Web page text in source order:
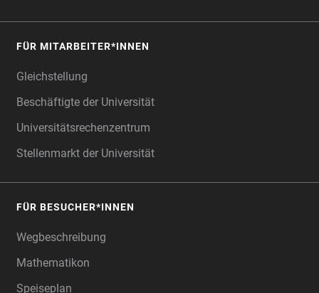
FÜR MITARBEITER*INNEN
Gleichstellung
Beschäftigte der Universität
Universitätsrechenzentrum
Stellenmarkt der Universität
FÜR BESUCHER*INNEN
Wegbeschreibung
Mathematikon
Speiseplan